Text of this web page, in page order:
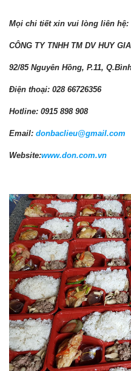
Mọi chi tiết xin vui lòng liên hệ:
CÔNG TY TNHH TM DV HUY
92/85 Nguyên Hồng, P.11,
Điện thoại: 028 66726356
Hotline: 0915 898 908
Email: donbaclieu@gmail.com
Website:www.don.com.vn